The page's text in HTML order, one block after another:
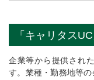
「キャリタス
企業等から提供され
す。業種・勤務地等